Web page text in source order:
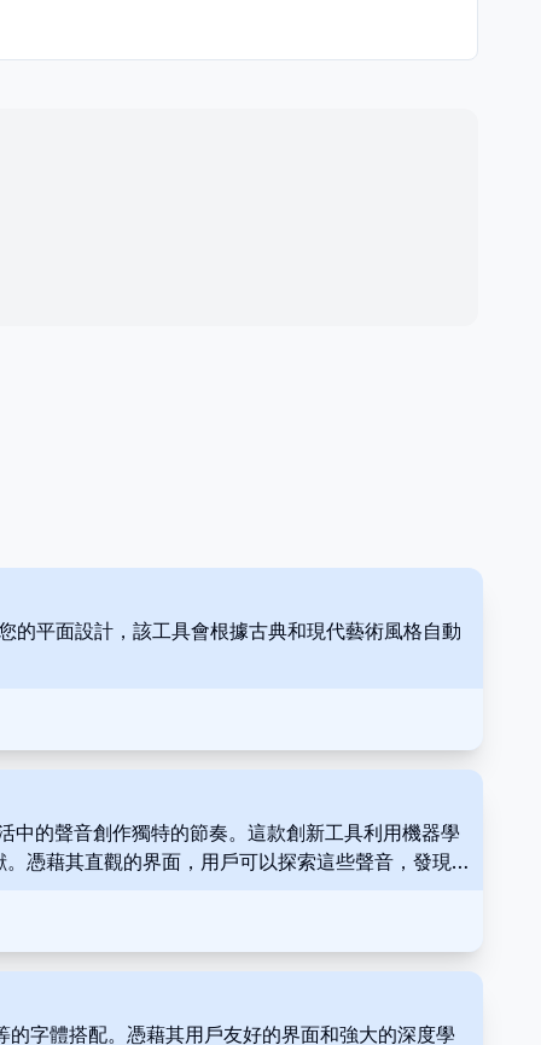
平面設計，該工具會根據古典和現代藝術風格自動
的聲音創作獨特的節奏。這款創新工具利用機器學
憑藉其直觀的界面，用戶可以探索這些聲音，發現
字體搭配。憑藉其用戶友好的界面和強大的深度學